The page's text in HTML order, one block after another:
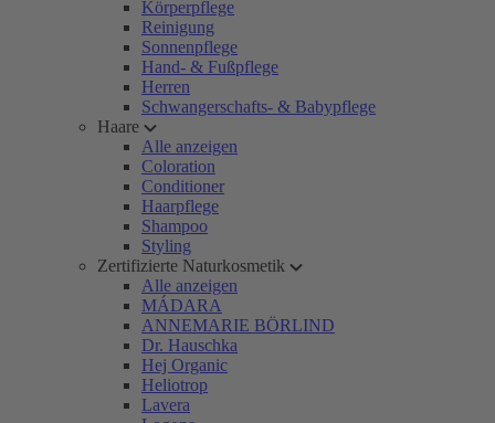
Körperpflege
Reinigung
Sonnenpflege
Hand- & Fußpflege
Herren
Schwangerschafts- & Babypflege
Haare
Alle anzeigen
Coloration
Conditioner
Haarpflege
Shampoo
Styling
Zertifizierte Naturkosmetik
Alle anzeigen
MÁDARA
ANNEMARIE BÖRLIND
Dr. Hauschka
Hej Organic
Heliotrop
Lavera